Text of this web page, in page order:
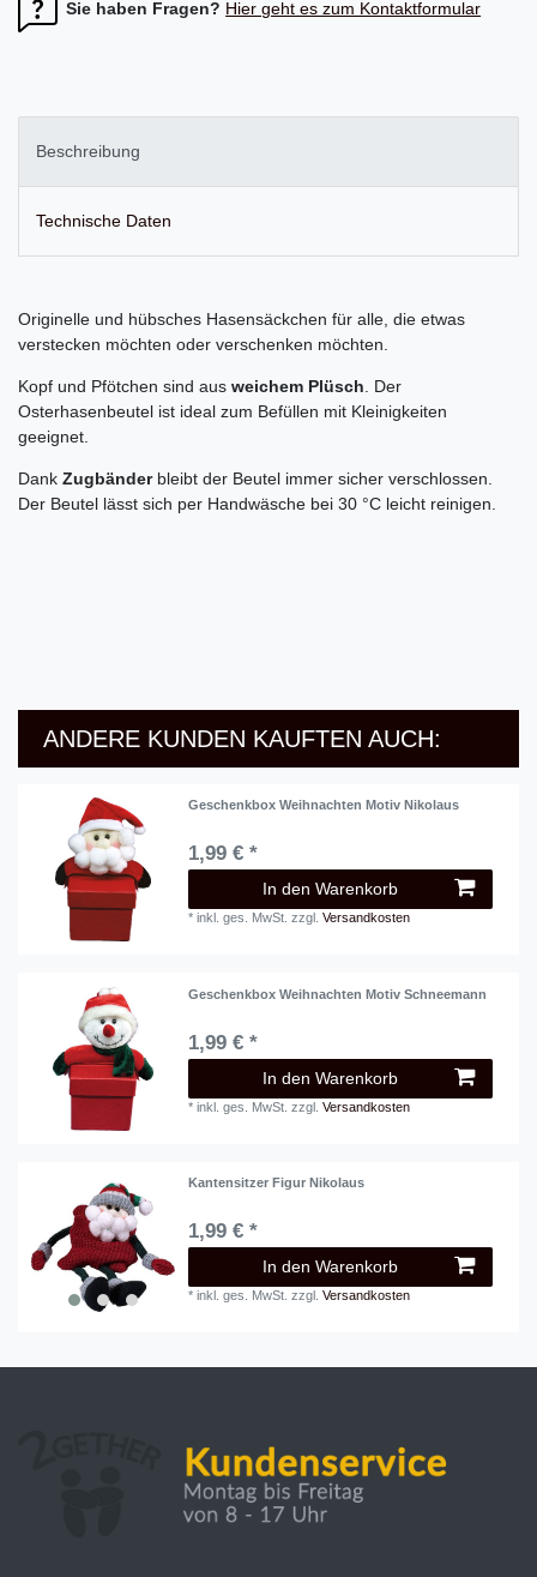
Sie haben Fragen? Hier geht es zum Kontaktformular
Beschreibung
Technische Daten
Originelle und hübsches Hasensäckchen für alle, die etwas
verstecken möchten oder verschenken möchten.
Kopf und Pfötchen sind aus weichem Plüsch. Der
Osterhasenbeutel ist ideal zum Befüllen mit Kleinigkeiten
geeignet.
Dank Zugbänderbleibt der Beutel immer sicher verschlossen.
Der Beutel lässt sich per Handwäsche bei 30 °C leicht reinigen.
ANDERE KUNDEN KAUFTEN AUCH:
Geschenkbox Weihnachten Motiv Nikolaus
1,99 € *
In den Warenkorb
*inkl. ges. MwSt. zzgl.Versandkosten
Geschenkbox Weihnachten Motiv Schneemann
1,99 € *
In den Warenkorb
*inkl. ges. MwSt. zzgl.Versandkosten
Kantensitzer Figur Nikolaus
1,99 € *
In den Warenkorb
*inkl. ges. MwSt. zzgl.Versandkosten